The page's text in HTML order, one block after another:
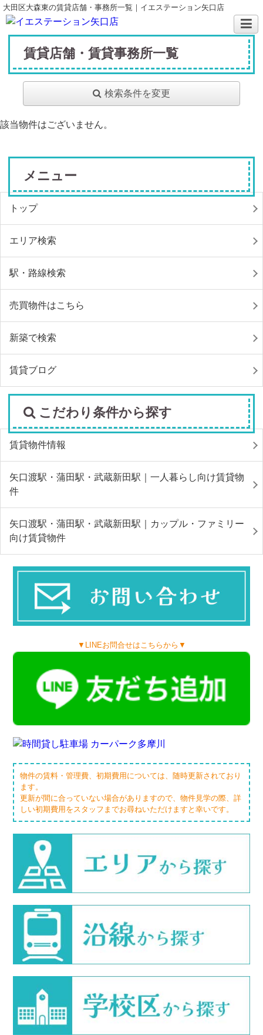
大田区大森東の賃貸店舗・事務所一覧｜イエステーション矢口店
賃貸店舗・賃貸事務所一覧
検索条件を変更
該当物件はございません。
メニュー
トップ
エリア検索
駅・路線検索
売買物件はこちら
新築で検索
賃貸ブログ
こだわり条件から探す
賃貸物件情報
矢口渡駅・蒲田駅・武蔵新田駅｜一人暮らし向け賃貸物
件
矢口渡駅・蒲田駅・武蔵新田駅｜カップル・ファミリー
向け賃貸物件
▼LINEお問合せはこちらから▼
物件の賃料・管理費、初期費用については、随時更新されており
ます。
更新が間に合っていない場合がありますので、物件見学の際、詳
しい初期費用をスタッフまでお尋ねいただけますと幸いです。